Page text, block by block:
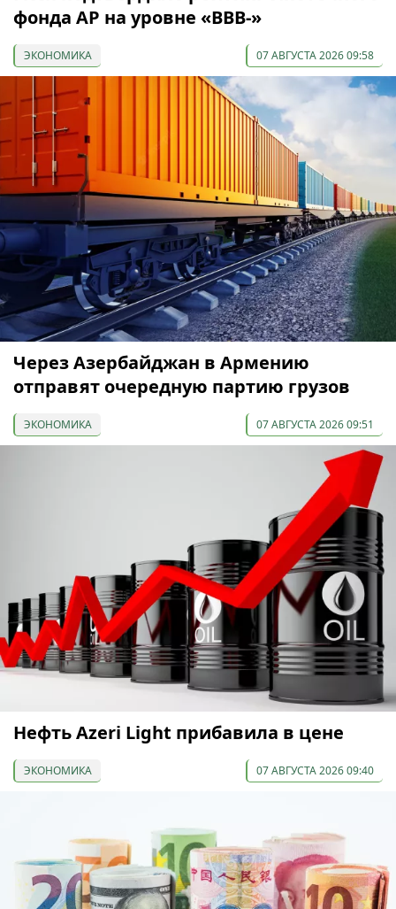
фонда АР на уровне «BBB-»
ЭКОНОМИКА 07 АВГУСТА 2026 09:58
Через Азербайджан в Армению
отправят очередную партию грузов
ЭКОНОМИКА 07 АВГУСТА 2026 09:51
Нефть Azeri Light прибавила в цене
ЭКОНОМИКА 07 АВГУСТА 2026 09:40